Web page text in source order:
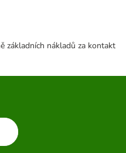
základních nákladů za kontakt